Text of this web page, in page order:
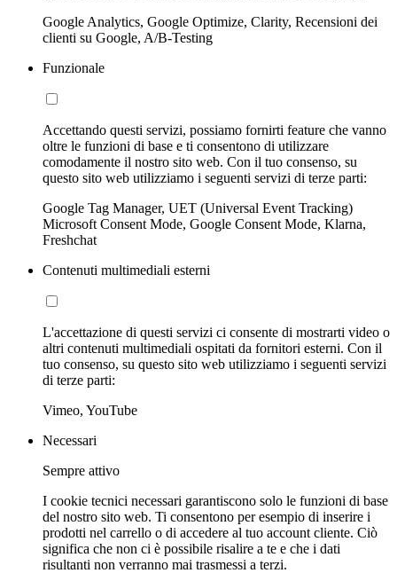
Google Analytics, Google Optimize, Clarity, Recensioni dei
clienti su Google, A/B-Testing
Funzionale
Accettando questi servizi, possiamo fornirti feature che vanno
oltre le funzioni di base e ti consentono di utilizzare
comodamente il nostro sito web. Con il tuo consenso, su
questo sito web utilizziamo i seguenti servizi di terze parti:
Google Tag Manager, UET (Universal Event Tracking)
Microsoft Consent Mode, Google Consent Mode, Klarna,
Freshchat
Contenuti multimediali esterni
L'accettazione di questi servizi ci consente di mostrarti video o
altri contenuti multimediali ospitati da fornitori esterni. Con il
tuo consenso, su questo sito web utilizziamo i seguenti servizi
di terze parti:
Vimeo, YouTube
Necessari
Sempre attivo
I cookie tecnici necessari garantiscono solo le funzioni di base
del nostro sito web. Ti consentono per esempio di inserire i
prodotti nel carrello o di accedere al tuo account cliente. Ciò
significa che non ci è possibile risalire a te e che i dati
risultanti non verranno mai trasmessi a terzi.